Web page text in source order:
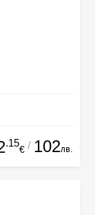
.15
€ / 102лв.